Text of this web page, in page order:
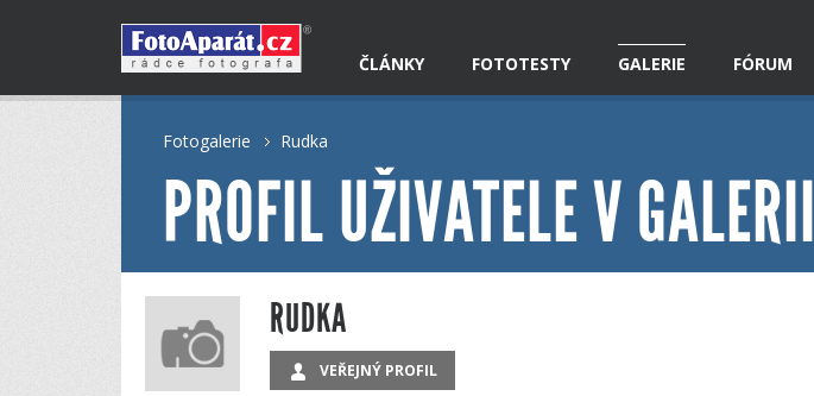
ČLÁNKY FOTOTESTY GALERIE FÓRUM
Fotogalerie Rudka
PROFIL UŽIVATELE V GALERII
RUDKA
VEŘEJNÝ PROFIL